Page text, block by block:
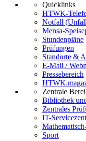
Quicklinks
HTWK-
Notfall
Mensa-
Stundenpläne
Prüfungen
Standorte &
E-Mail /
Pressebereich
Zentrale
Bibliothek
Zentrales
IT-
Sport